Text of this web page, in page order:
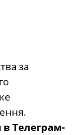
за
Телеграм-